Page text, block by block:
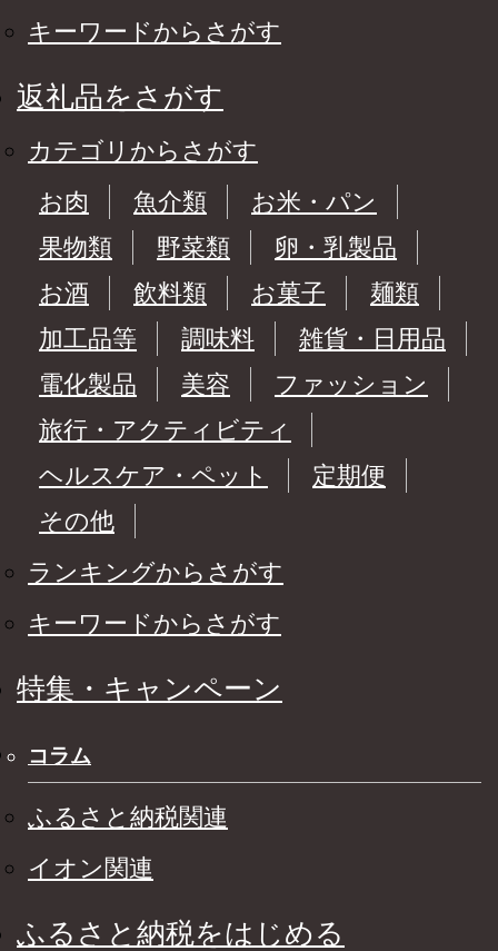
キーワードからさがす
返礼品をさがす
カテゴリからさがす
お肉
魚介類
お米・パン
果物類
野菜類
卵・乳製品
お酒
飲料類 お菓子
麺類
加工品等
調味料
雑貨・日用品
電化製品
美容
ファッション
旅行・アクティビティ
ヘルスケア・ペット
定期便
その他
ランキングからさがす
キーワードからさがす
特集・キャンペーン
コラム
ふるさと納税関連
イオン関連
ふるさと納税をはじめる